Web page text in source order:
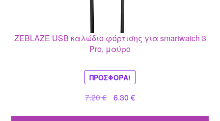
ZEBLAZE USB καλώδιο φόρτισης για smartwatch 3
Pro, μαύρο
ΠΡΟΣΦΟΡΆ!
7.20€
Original
6.30 €Η